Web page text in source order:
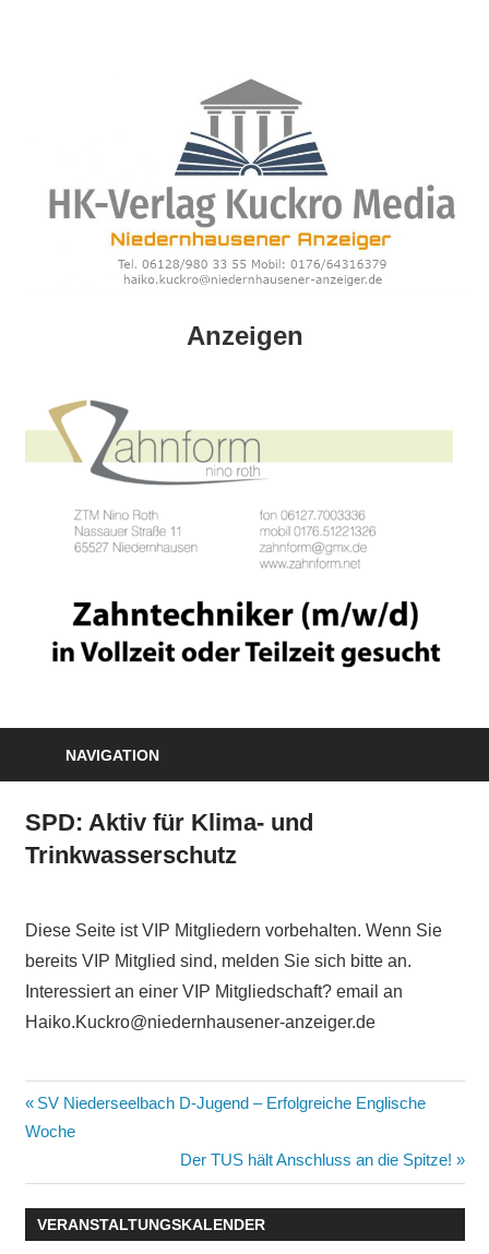
Media
Anzeigen
NAVIGATION
SPD: Aktiv für Klima- und
Trinkwasserschutz
Diese Seite ist VIP Mitgliedern vorbehalten. Wenn Sie
bereits VIP Mitglied sind, melden Sie sich bitte an.
Interessiert an einer VIP Mitgliedschaft? email an
Haiko.Kuckro@niedernhausener-anzeiger.de
Beitragsnavigation
Vorheriger
Beitrag:
SV Niederseelbach D-Jugend – Erfolgreiche Englische
Woche
Nächster
Beitrag:
Der TUS hält Anschluss an die Spitze!
VERANSTALTUNGSKALENDER